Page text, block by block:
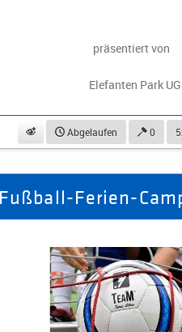
präsentiert von
Elefanten Park UG
beobachtenAbgelaufen 0